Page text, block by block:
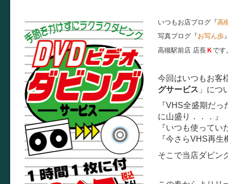
いつもお店ブログ『高
写真ブログ『お写ん歩
高槻駅前店 店長 Ｋです
今回はいつもお客
グサービス 」につ
『VHS全盛期だ
に山盛り．．．』
『いつも使って
『今さらVHS再
そこで当店ダビン